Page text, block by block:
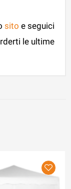
sito e seguici
le ultime